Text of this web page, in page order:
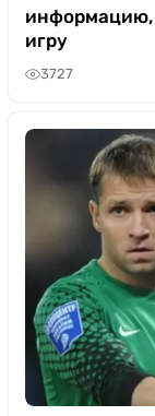
информацию,
игру
3727